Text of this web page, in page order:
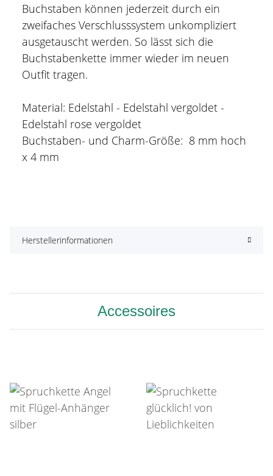
Buchstaben können jederzeit durch ein
zweifaches Verschlusssystem unkompliziert
ausgetauscht werden. So lässt sich die
Buchstabenkette immer wieder im neuen
Outfit tragen.
Material: Edelstahl - Edelstahl vergoldet -
Edelstahl rose vergoldet
Buchstaben- und Charm-Größe: 8 mm hoch
x 4 mm
Herstellerinformationen
Accessoires